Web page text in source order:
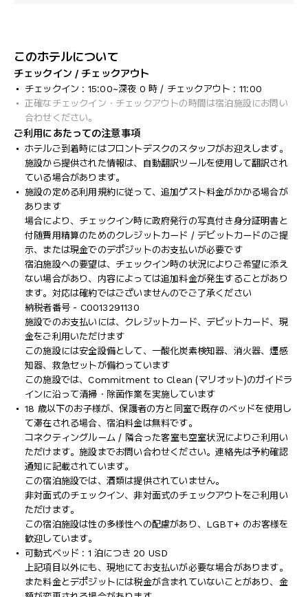
このホテルについて
チェックイン / チェックアウト
チェックイン : 15:00~深夜 0 時 / チェックアウト : 11:00
正確なチェックイン・チェックアウトの時間は宿泊施設にお問い
合わせください。
ご利用にあたっての注意事項
ホテルご到着時にはフロントデスクのスタッフがお迎えします。
施設から提供された情報は、自動翻訳ツールを使用して翻訳され
ている場合があります。
施設の定める利用規約に従って、追加ゲスト料金がかかる場合が
あります
場合により、チェックイン時に政府発行の写真付き身分証明書と
付随費用精算のためのクレジットカード / デビットカードのご提
示、または現金でのデポジットのお支払いが必要です
宿泊施設への要望は、チェックイン時の状況によりご希望に添え
ない場合があり、内容によっては追加料金が発生することがあり
ます。対応は確約ではございませんのでご了承ください
納税者番号 - C0013291130
施設でのお支払いには、クレジットカード、デビットカード、現
金をご利用いただけます
この施設には安全設備として、一酸化炭素検知器、消火器、煙感
知器、救急セットが備わっています
この施設では、Commitment to Clean (マリオット)のガイドラ
インに沿って清掃・除菌作業を実施しています
18 歳以下のお子様が、保護者の方と同室で既存のベッドを使用し
て滞在される場合、宿泊料金は無料です。
コネクティングルーム / 隣合った客室も空室状況によりご利用い
ただけます。施設までお問い合わせください。連絡先は予約確認
通知に記載されています。
この宿泊施設では、酒類は提供されていません。
非対面式のチェックイン、非対面式のチェックアウトをご利用い
ただけます。
この宿泊施設は性の多様性への配慮があり、LGBT+ のお客様を
歓迎しています。
可動式ベッド : 1 泊につき 20 USD
上記項目以外にも、現地にてお支払いが必要な場合があります。
また料金とデポジットには税金が含まれていないことがあり、金